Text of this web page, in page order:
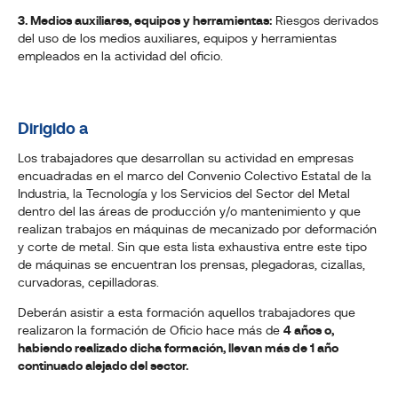
3. Medios auxiliares, equipos y herramientas: Riesgos derivados
del uso de los medios auxiliares, equipos y herramientas
empleados en la actividad del oficio.
Dirigido a
Los trabajadores que desarrollan su actividad en empresas
encuadradas en el marco del Convenio Colectivo Estatal de la
Industria, la Tecnología y los Servicios del Sector del Metal
dentro del las áreas de producción y/o mantenimiento y que
realizan trabajos en máquinas de mecanizado por deformación
y corte de metal. Sin que esta lista exhaustiva entre este tipo
de máquinas se encuentran los prensas, plegadoras, cizallas,
curvadoras, cepilladoras.
Deberán asistir a esta formación aquellos trabajadores que
realizaron la formación de Oficio hace más de 4 años o,
habiendo realizado dicha formación, llevan más de 1 año
continuado alejado del sector.